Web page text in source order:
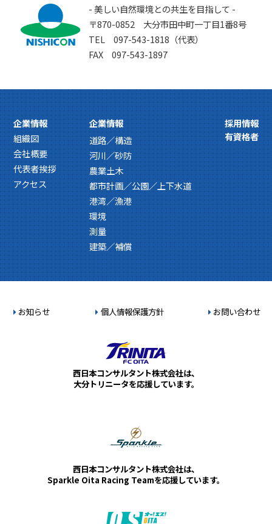
- 美しい自然環境との共生を目指して -
〒870-0852 大分市田中町一丁目1番8号
TEL 097-543-1818（代表）
FAX 097-543-1897
企業情報
組織図
会社概要
代表者挨拶
アクセス
企業情報
道路／構造
河川／砂防
農業土木
都市計画／公園／上下水道
港湾／漁港
環境
測量
建築／補償
採用情報
有資格者
お知らせ 個人情報保護方針 お問い合わせ
西日本コンサルタント株式会社は、
大分トリニータを応援しています。
西日本コンサルタント株式会社は、
Sparkle Oita Racing Teamを応援しています。